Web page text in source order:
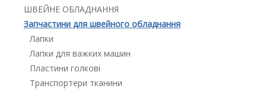
ШВЕЙНЕ ОБЛАДНАННЯ
Запчастини для швейного обладнання
Лапки
Лапки для важких машин
Пластини голкові
Транспортери тканини